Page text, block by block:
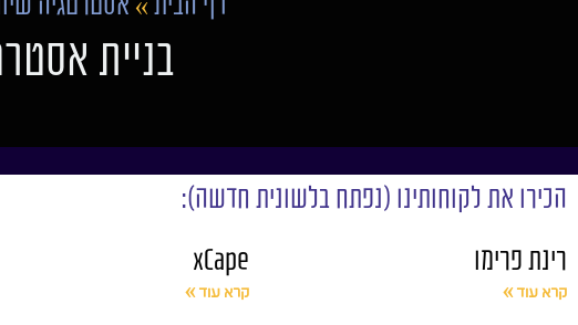
בניית
הכירו את לקוחותינו (נפתח בלשונית חדשה):
רינת פרימו
קרא עוד »
xCape
קרא עוד »